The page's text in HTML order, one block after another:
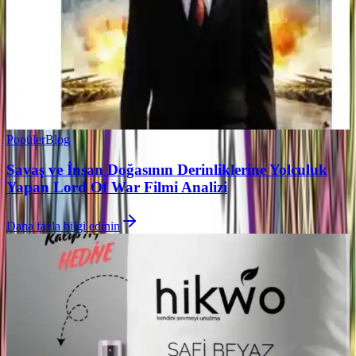
PopülerBlog
Savaş ve İnsan Doğasının Derinliklerine Yolculuk
Yapan Lord Of War Filmi Analizi
Daha fazla bilgi edinin